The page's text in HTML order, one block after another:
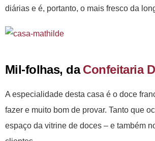
diárias e é, portanto, o mais fresco da
Mil-folhas, daConfeitaria
A especialidade desta casa é o doce
fazer e muito bom de provar. Tanto que
espaço da vitrine de doces – e também